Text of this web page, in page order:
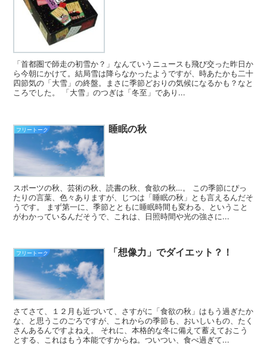
「首都圏で師走の初雪か？」なんていうニュースも飛び交った昨日か
ら今朝にかけて。結局雪は降らなかったようですが、時あたかも二十
四節気の「大雪」の終盤。まさに季節どおりの気候になるかも？なと
ころでした。 「大雪」のつぎは「冬至」であり...
フリートーク 睡眠の秋
スポーツの秋、芸術の秋、読書の秋、食欲の秋…。 この季節にぴっ
たりの言葉、色々ありますが、じつは「睡眠の秋」とも言えるんだそ
うです。 まず第一に、季節とともに睡眠時間も変わる、ということ
がわかっているんだそうで、これは、日照時間や光の強さに...
フリートーク 「想像力」でダイエット？！
さてさて、１２月も近づいて、さすがに「食欲の秋」はもう過ぎたか
な、と思うこのごろですが、これからの季節も、おいしいもの、たく
さんあるんですよねえ。 それに、本格的な冬に備えて蓄えておこう
とする、これはもう本能ですからね。ついつい、食べ過ぎて...